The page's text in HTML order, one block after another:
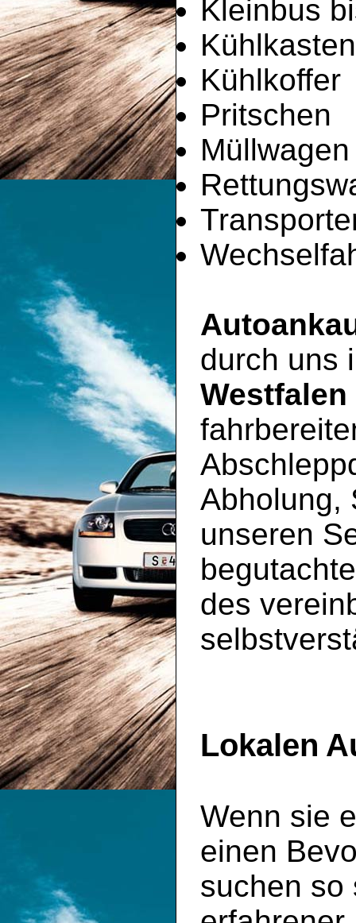
Kleinbus
Kühlkoffer
Pritschen
Müllwagen
durch uns
Westfalen
Abholung,
unseren
des
Lokalen
Wenn sie
einen
suchen so